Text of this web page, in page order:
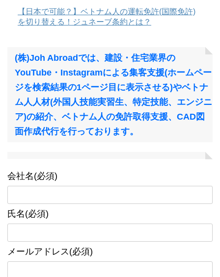
【日本で可能？】ベトナム人の運転免許(国際免許)
を切り替える！ジュネーブ条約とは？
(株)Joh Abroadでは、建設・住宅業界の
YouTube・Instagramによる集客支援(ホームペー
ジを検索結果の1ページ目に表示させる)やベトナ
ム人人材(外国人技能実習生、特定技能、エンジニ
ア)の紹介、ベトナム人の免許取得支援、CAD図
面作成代行を行っております。
会社名(必須)
氏名(必須)
メールアドレス(必須)